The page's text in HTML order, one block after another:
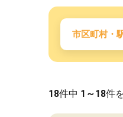
市区町村・
18件中 1～18件